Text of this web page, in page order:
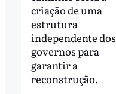
criação de uma
estrutura
independente dos
governos para
garantir a
reconstrução.